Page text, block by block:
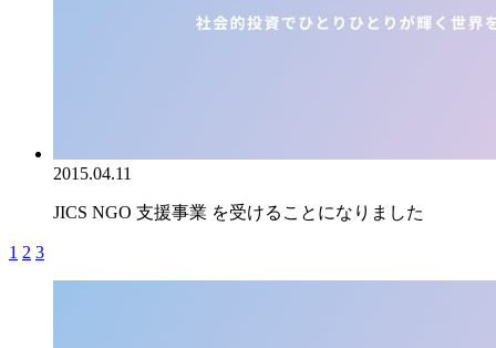
2015.04.11
JICS NGO 支援事業 を受けることになりました
1 2 3